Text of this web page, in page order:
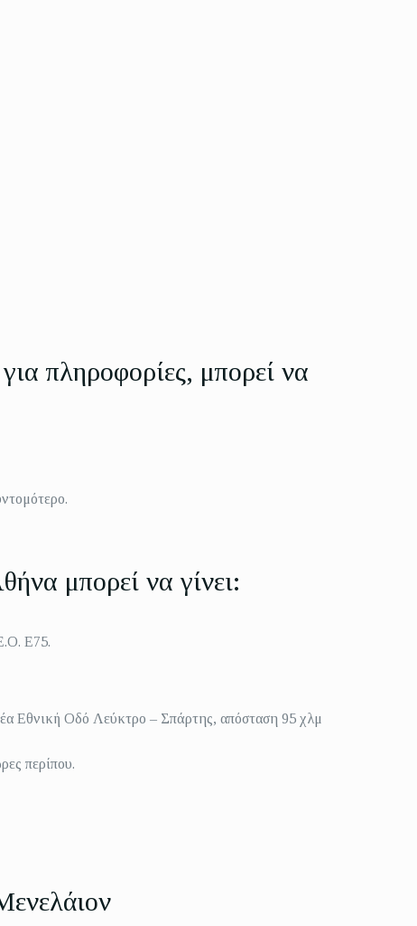
πληροφορίες, μπορεί να
μπορεί να γίνει:
Ε75.
Εθνική Οδό Λεύκτρο – Σπάρτης, απόσταση 95 χλμ
περίπου.